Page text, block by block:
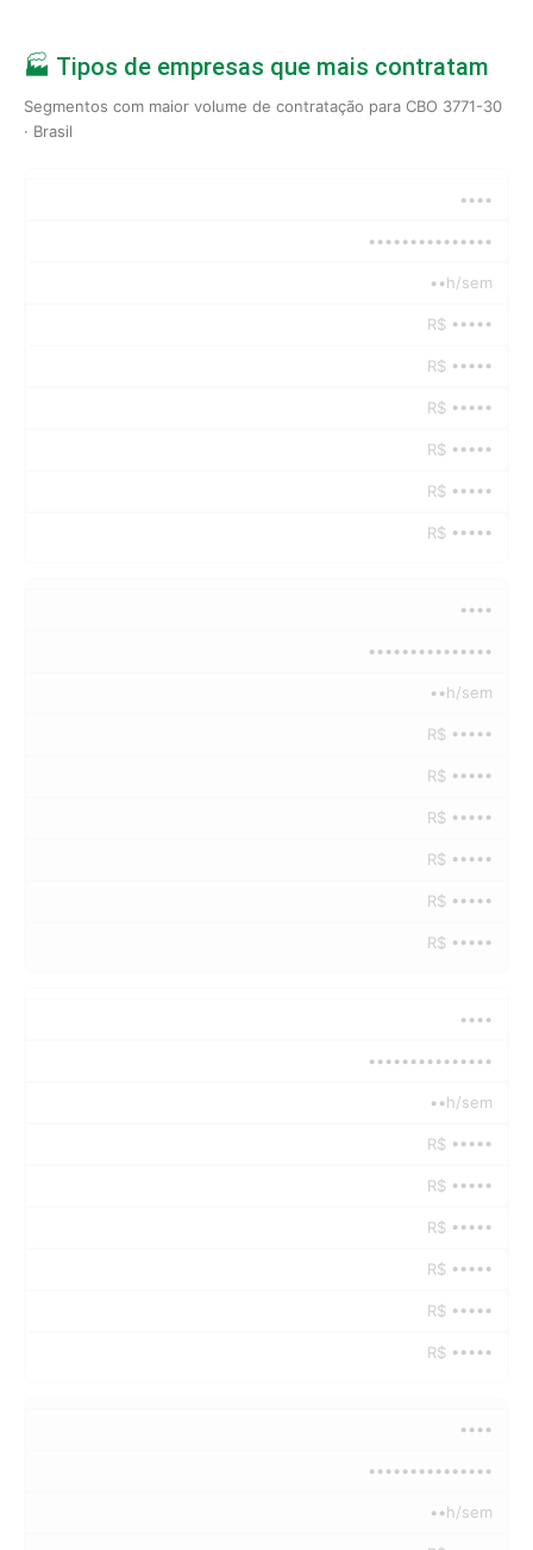
🏭 Tipos de empresas que mais contratam
Segmentos com maior volume de contratação para CBO 3771-30
· Brasil
••••
•••••••••••••••
••h/sem
R$ •••••
R$ •••••
R$ •••••
R$ •••••
R$ •••••
R$ •••••
••••
•••••••••••••••
••h/sem
R$ •••••
R$ •••••
R$ •••••
R$ •••••
R$ •••••
R$ •••••
••••
•••••••••••••••
••h/sem
R$ •••••
R$ •••••
R$ •••••
R$ •••••
R$ •••••
R$ •••••
••••
•••••••••••••••
••h/sem